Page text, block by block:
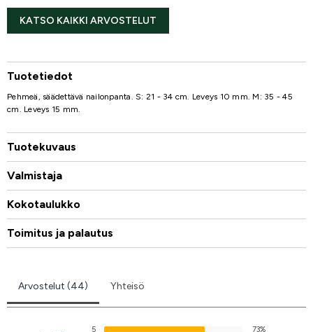
KATSO KAIKKI ARVOSTELUT
Tuotetiedot
Pehmeä, säädettävä nailonpanta. S: 21 - 34 cm. Leveys 10 mm. M: 35 - 45
cm. Leveys 15 mm.
Tuotekuvaus
Valmistaja
Kokotaulukko
Toimitus ja palautus
Arvostelut (44) Yhteisö
5
73%